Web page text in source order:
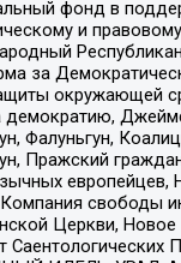
фонд в
и
за
окружающей
Фалуньгун,
Пражский
свободы
Церкви,